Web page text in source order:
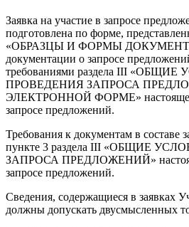
Заявка на участие в запросе
подготовлена по форме,
«ОБРАЗЦЫ И ФОРМЫ
документации о запросе
требованиями раздела III
ПРОВЕДЕНИЯ ЗАПРОСА
ЭЛЕКТРОННОЙ ФОРМЕ» настоящей
запросе предложений.
Требования к документам в составе
пункте 3 раздела III «ОБЩИЕ
ЗАПРОСА ПРЕДЛОЖЕНИЙ»
запросе предложений.
Сведения, содержащиеся в заявках
должны допускать двусмысленных